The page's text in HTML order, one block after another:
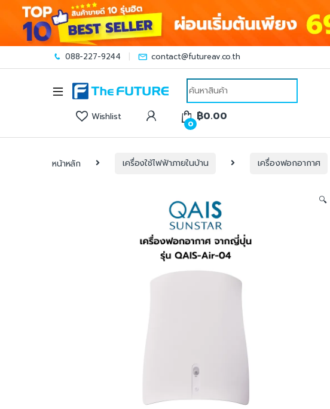
088-227-9244 contact@futureav.co.th
Search for:
Wishlist
0
฿0.00
หน้าหลัก เครื่องใช้ไฟฟ้าภายในบ้าน เครื่องฟอกอากาศ
🔍